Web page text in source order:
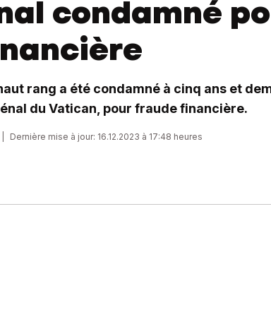
condamné
rang a été condamné à cinq ans et
du Vatican, pour fraude financière.
Dernière mise à jour: 16.12.2023 à 17:48 heures